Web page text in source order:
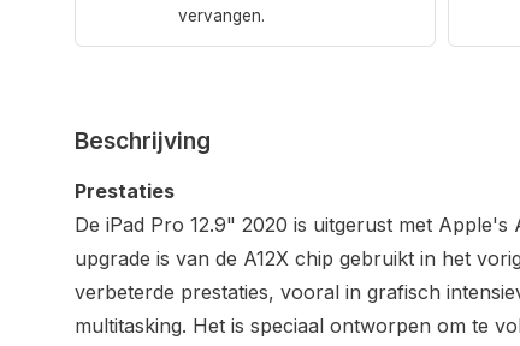
vervangen.
Beschrijving
Prestaties
De iPad Pro 12.9" 2020 is uitgerust met Apple's
upgrade is van de A12X chip gebruikt in het
verbeterde prestaties, vooral in grafisch
multitasking. Het is speciaal ontworpen om te